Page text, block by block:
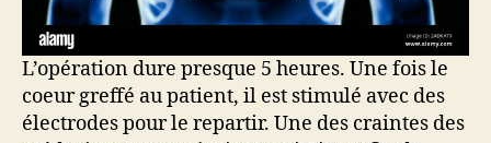
L’opération dure presque 5 heures. Une fois le
coeur greffé au patient, il est stimulé avec des
électrodes pour le repartir. Une des craintes des